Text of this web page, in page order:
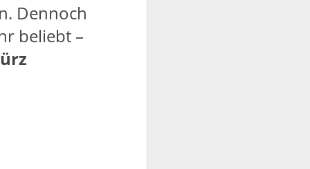
Dennoch
beliebt –